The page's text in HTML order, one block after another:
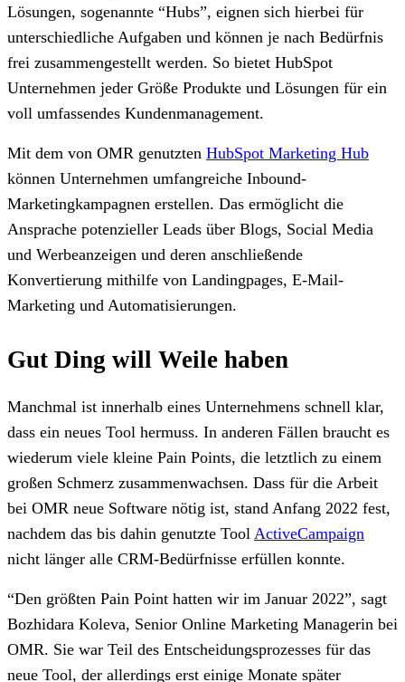
Lösungen, sogenannte “Hubs”, eignen sich hierbei für
unterschiedliche Aufgaben und können je nach Bedürfnis
frei zusammengestellt werden. So bietet HubSpot
Unternehmen jeder Größe Produkte und Lösungen für ein
voll umfassendes Kundenmanagement.
Mit dem von OMR genutzten HubSpot Marketing Hub
können Unternehmen umfangreiche Inbound-
Marketingkampagnen erstellen. Das ermöglicht die
Ansprache potenzieller Leads über Blogs, Social Media
und Werbeanzeigen und deren anschließende
Konvertierung mithilfe von Landingpages, E-Mail-
Marketing und Automatisierungen.
Gut Ding will Weile haben
Manchmal ist innerhalb eines Unternehmens schnell klar,
dass ein neues Tool hermuss. In anderen Fällen braucht es
wiederum viele kleine Pain Points, die letztlich zu einem
großen Schmerz zusammenwachsen. Dass für die Arbeit
bei OMR neue Software nötig ist, stand Anfang 2022 fest,
nachdem das bis dahin genutzte Tool ActiveCampaign
nicht länger alle CRM-Bedürfnisse erfüllen konnte.
“Den größten Pain Point hatten wir im Januar 2022”, sagt
Bozhidara Koleva, Senior Online Marketing Managerin bei
OMR. Sie war Teil des Entscheidungsprozesses für das
neue Tool, der allerdings erst einige Monate später